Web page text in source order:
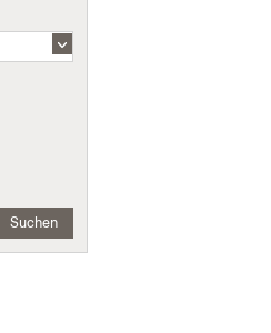
Suchen